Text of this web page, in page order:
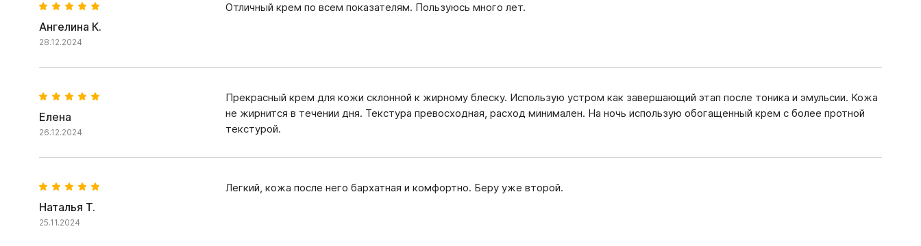
Ангелина К.
28.12.2024
Отличный крем по всем показателям. Пользуюсь много лет.
Елена
26.12.2024
Прекрасный крем для кожи склонной к жирному блеску. Использую устром как завершающий этап после тоника и эмульсии. Кожа
не жирнится в течении дня. Текстура превосходная, расход минимален. На ночь использую обогащенный крем с более протной
текстурой.
Наталья Т.
25.11.2024
Легкий, кожа после него бархатная и комфортно. Беру уже второй.